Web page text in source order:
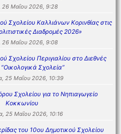
26 Μαΐου 2026, 9:28
Σχολείου Καλλιάνων Κορινθίας στις
Διαδρομές 2026»
26 Μαΐου 2026, 9:08
Σχολείου Περιγιαλίου στο Διεθνές
Σχολεία”
25 Μαΐου 2026, 10:39
Σχολείου για το Νηπιαγωγείο
Κοκκωνίου
25 Μαΐου 2026, 10:16
του 10ου Δημοτικού Σχολείου